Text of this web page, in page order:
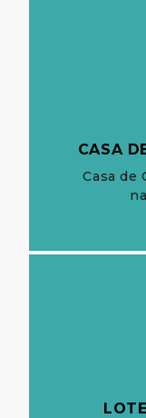
CASA
Casa de